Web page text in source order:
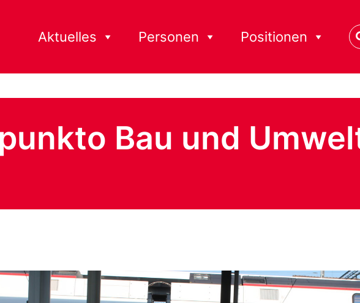
Aktuelles Personen Positionen
Bau und